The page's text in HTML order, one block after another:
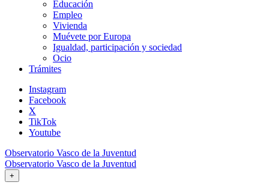
Educación
Empleo
Vivienda
Muévete por Europa
Igualdad, participación y sociedad
Ocio
Trámites
Instagram
Facebook
X
TikTok
Youtube
Observatorio Vasco de la Juventud
Observatorio Vasco de la Juventud
+